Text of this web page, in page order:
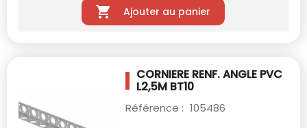
Ajouter au panier
CORNIERE RENF. ANGLE PVC
L2,5M BT10
Référence : 105486